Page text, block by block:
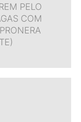
PELO
COM